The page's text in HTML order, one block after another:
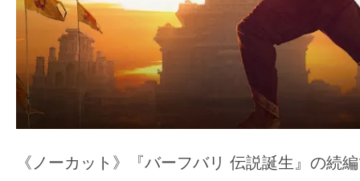
《ノーカット》『バーフバリ 伝説誕生』の続